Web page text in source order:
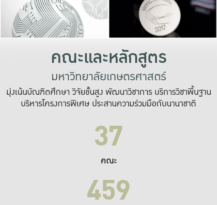
เปลี่ยนแปลง แล
เพื่อทำง
ระบบสารสนเทศ
คณะและหลักสูตร
มหาวิทยาลัยเกษตรศาสตร์
มุ่งเน้นบัณฑิตศึกษา วิจัยขั้นสูง พัฒนาวิชาการ บริการวิชาพื้นฐาน
บริหารโครงการพิเศษ ประสานความร่วมมือกับนานาชาติ
37
คณะ
459